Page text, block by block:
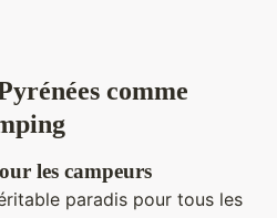
comme
les campeurs
paradis pour tous les